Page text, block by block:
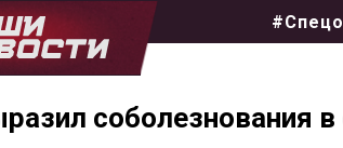
соболезнования